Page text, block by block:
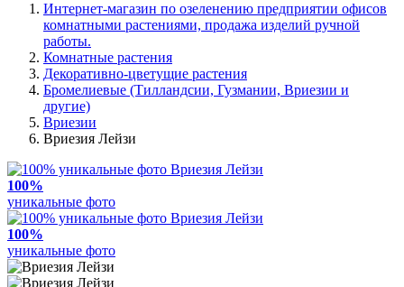
Интернет-магазин по озеленению предприятии офисов
комнатными растениями, продажа изделий ручной
работы.
Комнатные растения
Декоративно-цветущие растения
Бромелиевые (Тилландсии, Гузмании, Вриезии и
другие)
Вриезии
Вриезия Лейзи
100%
уникальные фото
100%
уникальные фото